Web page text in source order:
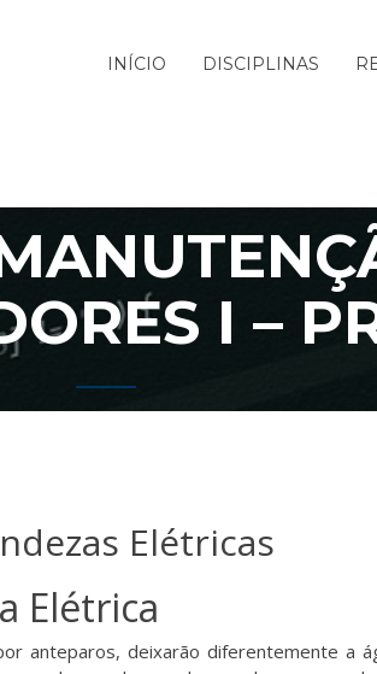
INÍCIO DISCIPLINAS
I –
Elétricas
Elétrica
deixarão diferentemente a